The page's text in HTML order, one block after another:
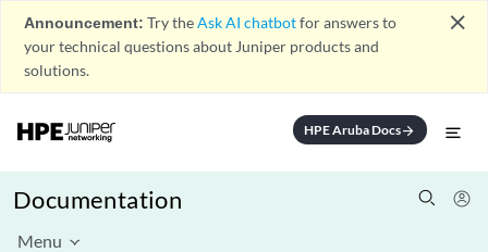
Announcement: Try theAsk AI chatbotfor answers to
your technical questions about Juniper products and
solutions.
close
HPE Aruba Docsarrow_forward
Documentation
Menu